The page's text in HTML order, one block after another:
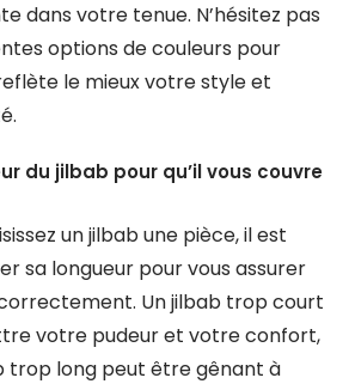
dans votre tenue. N’hésitez pas
options de couleurs pour
le mieux votre style et
du jilbab pour qu’il vous couvre
un jilbab une pièce, il est
sa longueur pour vous assurer
correctement. Un jilbab trop court
votre pudeur et votre confort,
trop long peut être gênant à